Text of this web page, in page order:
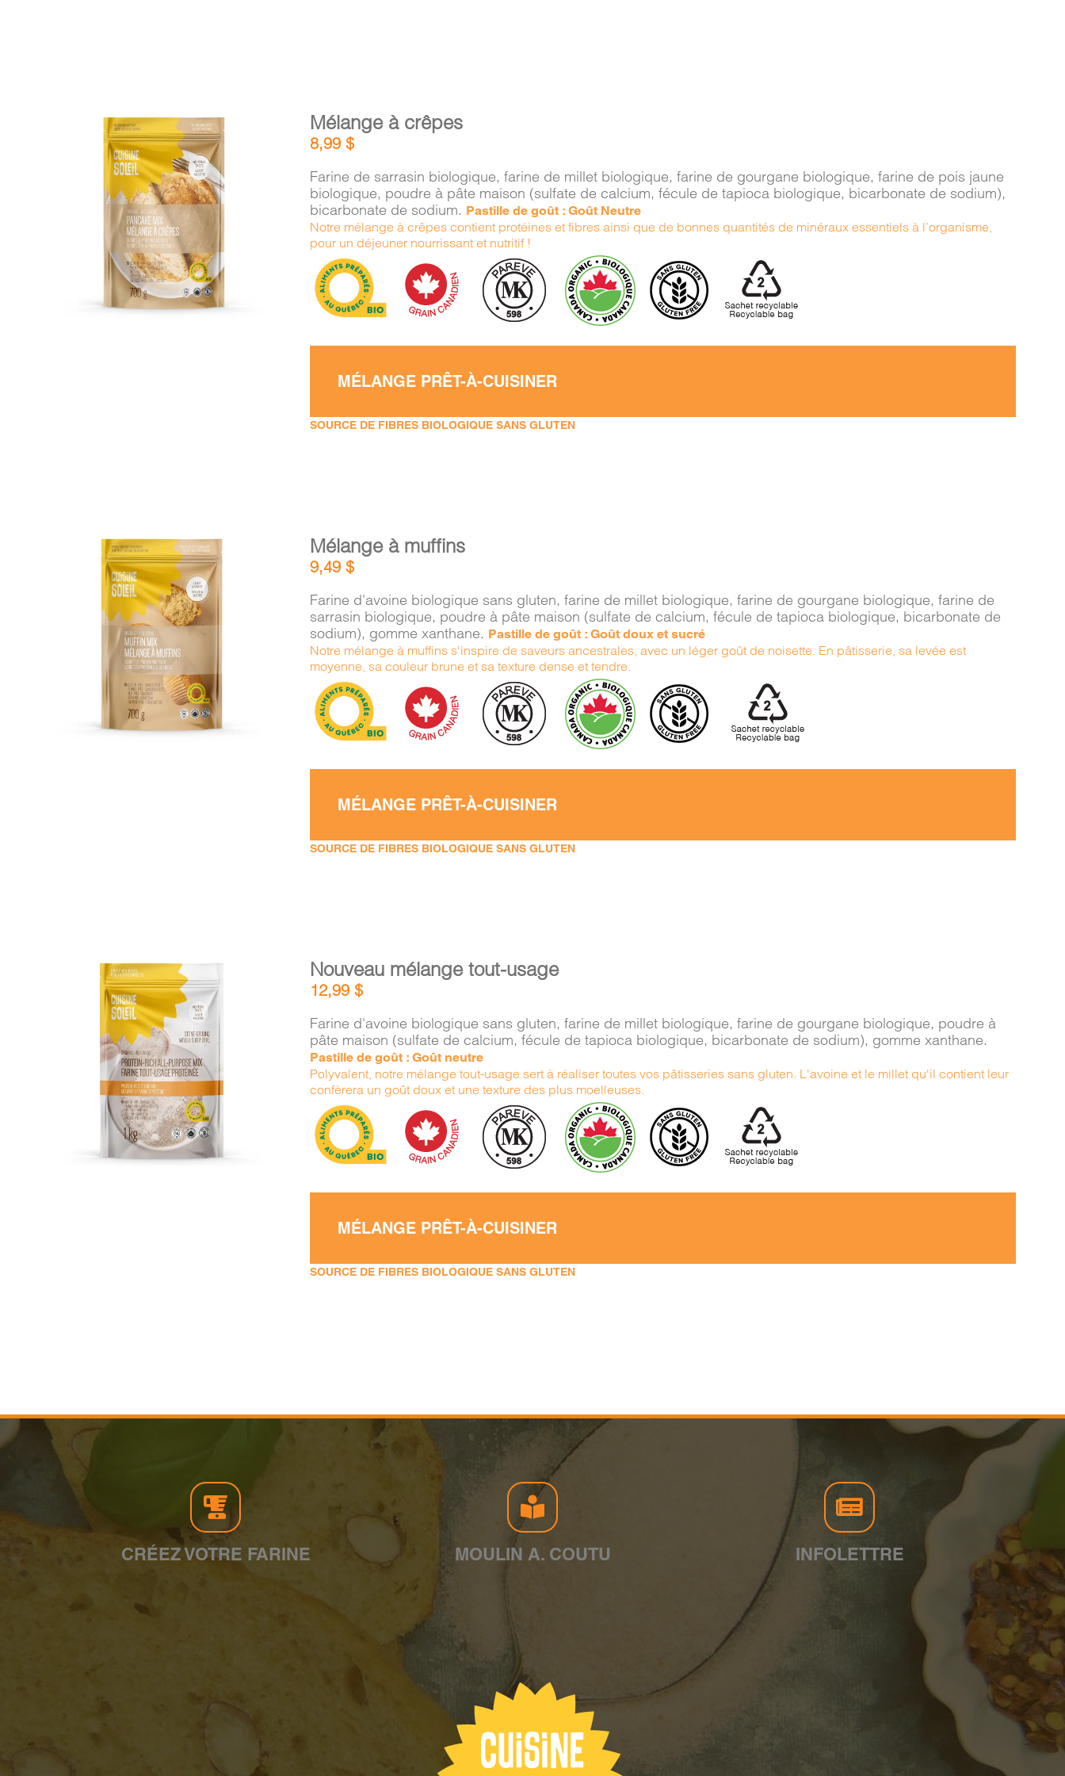
AJOUTER AU PANIER
DÉTAILS
Mélange à crêpes
8,99$
Farine de sarrasin biologique, farine de millet biologique, farine de gourgane biologique, farine de pois jaune
biologique, poudre à pâte maison (sulfate de calcium, fécule de tapioca biologique, bicarbonate de sodium),
bicarbonate de sodium. Pastille de goût : Goût Neutre
Notre mélange à crêpes contient protéines et fibres ainsi que de bonnes quantités de minéraux essentiels à l’organisme,
pour un déjeuner nourrissant et nutritif !
MÉLANGE PRÊT-À-CUISINER
SOURCE DE FIBRES BIOLOGIQUE SANS GLUTEN
AJOUTER AU PANIER
DÉTAILS
Mélange à muffins
9,49$
Farine d'avoine biologique sans gluten, farine de millet biologique, farine de gourgane biologique, farine de
sarrasin biologique, poudre à pâte maison (sulfate de calcium, fécule de tapioca biologique, bicarbonate de
sodium), gomme xanthane. Pastille de goût : Goût doux et sucré
Notre mélange à muffins s'inspire de saveurs ancestrales, avec un léger goût de noisette. En pâtisserie, sa levée est
moyenne, sa couleur brune et sa texture dense et tendre.
MÉLANGE PRÊT-À-CUISINER
SOURCE DE FIBRES BIOLOGIQUE SANS GLUTEN
AJOUTER AU PANIER
DÉTAILS
Nouveau mélange tout-usage
12,99$
Farine d'avoine biologique sans gluten, farine de millet biologique, farine de gourgane biologique, poudre à
pâte maison (sulfate de calcium, fécule de tapioca biologique, bicarbonate de sodium), gomme xanthane.
Pastille de goût : Goût neutre
Polyvalent, notre mélange tout-usage sert à réaliser toutes vos pâtisseries sans gluten. L'avoine et le millet qu'il contient leur
confèrera un goût doux et une texture des plus moelleuses.
MÉLANGE PRÊT-À-CUISINER
SOURCE DE FIBRES BIOLOGIQUE SANS GLUTEN
CRÉEZ VOTRE FARINE MOULIN A. COUTU INFOLETTRE